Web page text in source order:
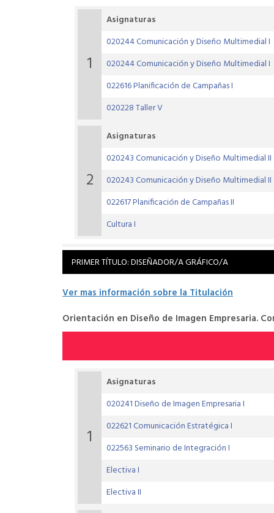
1
Asignaturas
020244 Comunicación y Diseño Multimedial I
020244 Comunicación y Diseño Multimedial I
022616 Planificación de Campañas I
020228 Taller V
2
Asignaturas
020243 Comunicación y Diseño Multimedial II
020243 Comunicación y Diseño Multimedial II
022617 Planificación de Campañas II
Cultura I
PRIMER TÍTULO: DISEÑADOR/A GRÁFICO/A
Ver mas información sobre la Titulación
Orientación en Diseño de Imagen Empresaria.
1
Asignaturas
020241 Diseño de Imagen Empresaria I
022621 Comunicación Estratégica I
022563 Seminario de Integración I
Electiva I
Electiva II